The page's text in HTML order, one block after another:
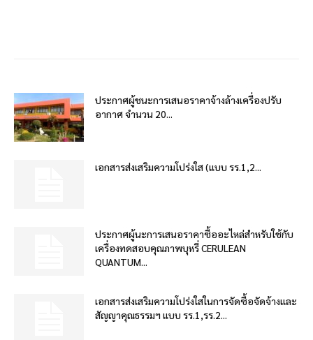
ประกาศผู้ชนะการเสนอราคาจ้างล้างเครื่องปรับ
อากาศ จำนวน 20...
เอกสารส่งเสริมความโปร่งใส (แบบ รร.1,2...
ประกาศผู้นะการเสนอราคาซื้ออะไหล่สำหรับใช้กับ
เครื่องทดสอบคุณภาพบุหรี่ CERULEAN
QUANTUM...
เอกสารส่งเสริมความโปร่งใสในการจัดซื้อจัดจ้างและ
สัญญาคุณธรรมฯ แบบ รร.1,รร.2...